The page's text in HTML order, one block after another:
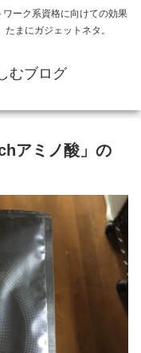
ーク系資格に向けての効果
まにガジェットネタ。
むブログ
アミノ酸」の